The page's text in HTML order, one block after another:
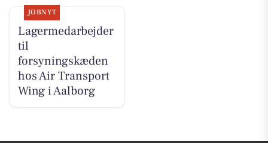
JOBNYT
Lagermedarbejder
til
forsyningskæden
hos Air Transport
Wing i Aalborg